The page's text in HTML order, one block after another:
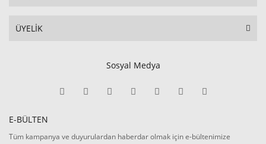
ÜYELİK
Sosyal Medya
E-BÜLTEN
Tüm kampanya ve duyurulardan haberdar olmak için e-bültenimize